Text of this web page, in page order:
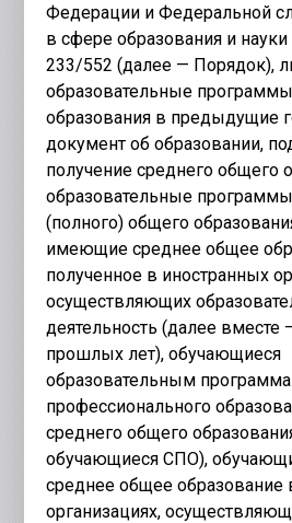
Федерации и Федеральной
в сфере образования и
233/552 (далее — Порядок),
образовательные
образования в предыдущие
документ об образовании,
получение среднего общего
образовательные
(полного) общего
имеющие среднее общее
полученное в иностранных
осуществляющих
деятельность (далее
прошлых лет), обучающиеся
образовательным
профессионального
среднего общего
обучающиеся СПО),
среднее общее образование
организациях,